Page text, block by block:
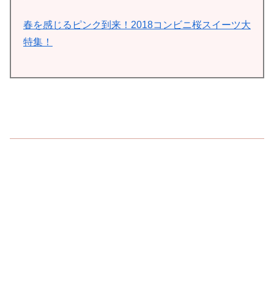
春を感じるピンク到来！2018コンビニ桜スイーツ大
特集！